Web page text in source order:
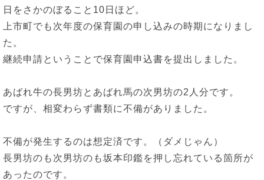
日をさかのぼること10日ほど。
上市町でも次年度の保育園の申し込みの時期になりまし
た。
継続申請ということで保育園申込書を提出しました。
あばれ牛の長男坊とあばれ馬の次男坊の2人分です。
ですが、相変わらず書類に不備がありました。
不備が発生するのは想定済です。（ダメじゃん）
長男坊のも次男坊のも坂本印鑑を押し忘れている箇所が
あったのです。